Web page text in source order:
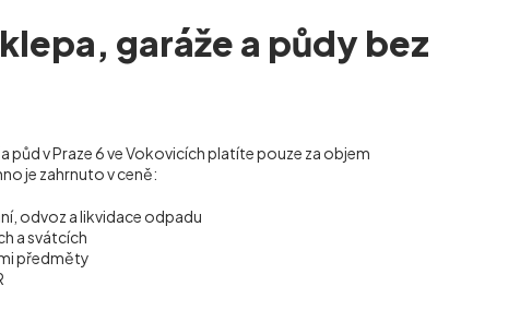
garáže a půdy bez
půd v Praze 6 ve Vokovicíchplatíte pouze za objem
je zahrnuto v ceně:
odvoz a likvidace odpadu
a svátcích
předměty